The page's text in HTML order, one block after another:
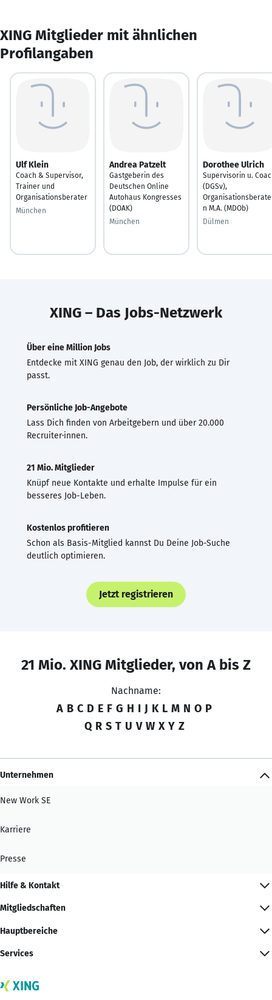
XING Mitglieder mit ähnlichen
Profilangaben
Ulf Klein
Coach & Supervisor,
Trainer und
Organisationsberater
München
Andrea Patzelt
Gastgeberin des
Deutschen Online
Autohaus Kongresses
(DOAK)
München
Dorothee Ulrich
Supervisorin u.
(DGSv),
n M.A. (MDOb)
Dülmen
XING – Das Jobs-Netzwerk
Über eine Million Jobs
Entdecke mit XING genau den Job, der wirklich zu Dir
passt.
Persönliche Job-Angebote
Lass Dich finden von Arbeitgebern und über 20.000
Recruiter·innen.
21 Mio. Mitglieder
Knüpf neue Kontakte und erhalte Impulse für ein
besseres Job-Leben.
Kostenlos profitieren
Schon als Basis-Mitglied kannst Du Deine Job-Suche
deutlich optimieren.
Jetzt registrieren
21 Mio. XING Mitglieder, von A bis Z
Nachname:
A B C D E F G H I J K L M N O P
Q R S T U V W X Y Z
Unternehmen
New Work SE
Karriere
Presse
Hilfe & Kontakt
Mitgliedschaften
Hauptbereiche
Services